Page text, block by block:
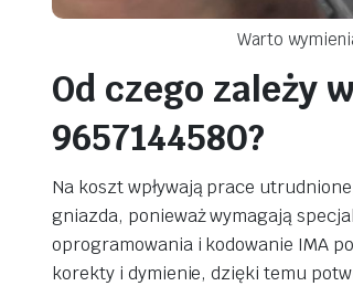
Warto
Od czego zależy
9657144580?
Na koszt wpływają prace
gniazda, ponieważ wymagają
oprogramowania i kodowanie IMA
korekty i dymienie, dzięki temu